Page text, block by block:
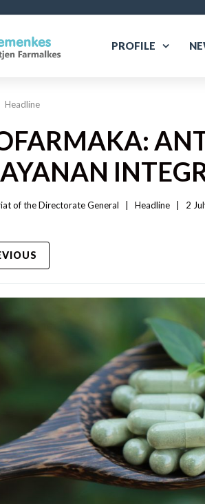
PROFILE
Headline
of the Directorate General Headline 2